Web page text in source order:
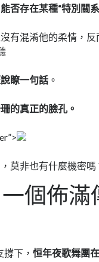
能否存在某種“特別關系
有混淆他的柔情，
瞭一句話 。
的真正的臉孔。
莫非也有什麼機密嗎
個佈滿
撐下，恒年夜歌舞團